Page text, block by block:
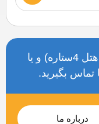
قدیمی،
بسیار
مراکز
این
اسپا،
اندام،
درباره ما
برای رزرو تور تور تفلیس (ویژه هتل 4ستاره) و یا
تماس بگیرید.